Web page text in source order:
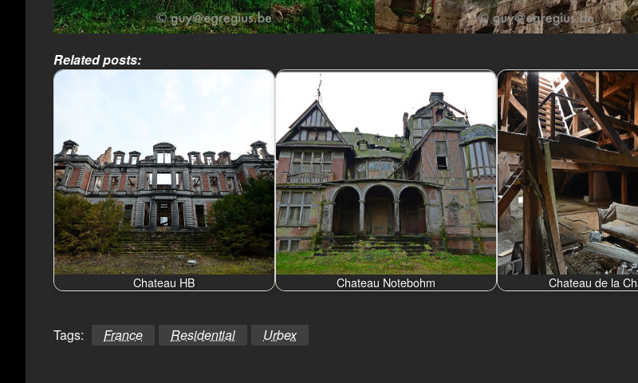
Related posts:
Chateau HB Chateau Notebohm Chateau de la
Tags: France Residential Urbex